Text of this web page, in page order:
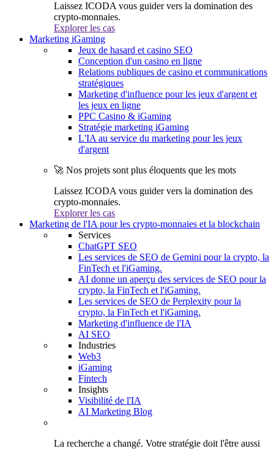
Laissez ICODA vous guider vers la domination des
crypto-monnaies.
Explorer les cas
Marketing iGaming
Jeux de hasard et casino SEO
Conception d'un casino en ligne
Relations publiques de casino et communications
stratégiques
Marketing d'influence pour les jeux d'argent et
les jeux en ligne
PPC Casino & iGaming
Stratégie marketing iGaming
L'IA au service du marketing pour les jeux
d'argent
🚀 Nos projets sont plus éloquents que les mots
Laissez ICODA vous guider vers la domination des
crypto-monnaies.
Explorer les cas
Marketing de l'IA pour les crypto-monnaies et la blockchain
Services
ChatGPT SEO
Les services de SEO de Gemini pour la crypto, la
FinTech et l'iGaming.
AI donne un aperçu des services de SEO pour la
crypto, la FinTech et l'iGaming.
Les services de SEO de Perplexity pour la
crypto, la FinTech et l'iGaming.
Marketing d'influence de l'IA
AI SEO
Industries
Web3
iGaming
Fintech
Insights
Visibilité de l'IA
AI Marketing Blog
La recherche a changé. Votre stratégie doit l'être aussi